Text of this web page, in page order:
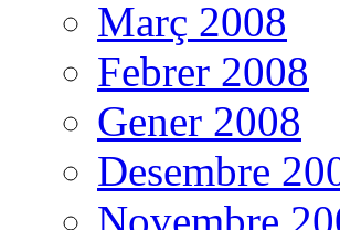
Març 2008
Febrer 2008
Gener 2008
Desembre
Novembre